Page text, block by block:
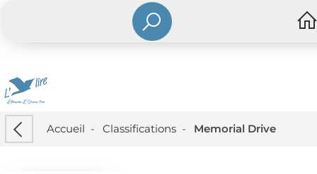
Accueil - Classifications- Memorial Drive